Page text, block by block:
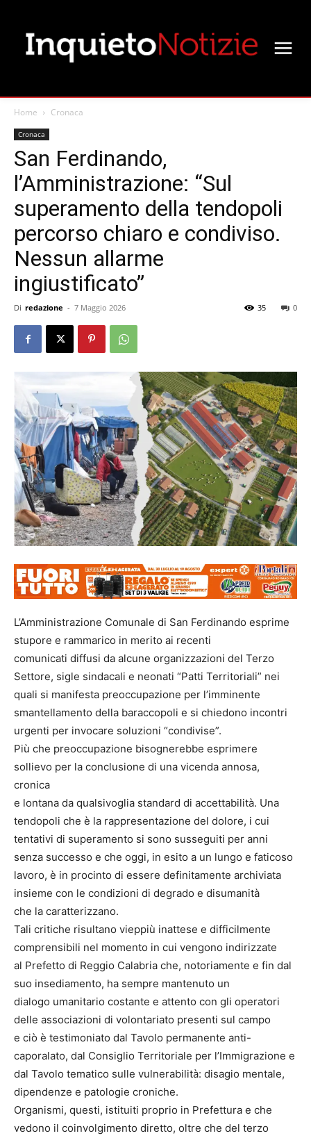
Home Cronaca
Cronaca
San Ferdinando,
l’Amministrazione: “Sul
superamento della tendopoli
percorso chiaro e condiviso.
Nessun allarme
ingiustificato”
Di redazione - 7 Maggio 2026 0
35
L’Amministrazione Comunale di San Ferdinando esprime
stupore e rammarico in merito ai recenti
comunicati diffusi da alcune organizzazioni del Terzo
Settore, sigle sindacali e neonati “Patti Territoriali” nei
quali si manifesta preoccupazione per l’imminente
smantellamento della baraccopoli e si chiedono incontri
urgenti per invocare soluzioni “condivise”.
Più che preoccupazione bisognerebbe esprimere
sollievo per la conclusione di una vicenda annosa,
cronica
e lontana da qualsivoglia standard di accettabilità. Una
tendopoli che è la rappresentazione del dolore, i cui
tentativi di superamento si sono susseguiti per anni
senza successo e che oggi, in esito a un lungo e faticoso
lavoro, è in procinto di essere definitamente archiviata
insieme con le condizioni di degrado e disumanità
che la caratterizzano.
Tali critiche risultano vieppiù inattese e difficilmente
comprensibili nel momento in cui vengono indirizzate
al Prefetto di Reggio Calabria che, notoriamente e fin dal
suo insediamento, ha sempre mantenuto un
dialogo umanitario costante e attento con gli operatori
delle associazioni di volontariato presenti sul campo
e ciò è testimoniato dal Tavolo permanente anti-
caporalato, dal Consiglio Territoriale per l’Immigrazione e
dal Tavolo tematico sulle vulnerabilità: disagio mentale,
dipendenze e patologie croniche.
Organismi, questi, istituiti proprio in Prefettura e che
vedono il coinvolgimento diretto, oltre che del terzo